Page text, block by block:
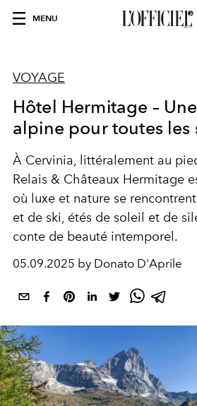
MENU
VOYAGE
Hôtel Hermitage –
alpine pour toutes les
À Cervinia, littéralement au
Relais & Châteaux Hermitage
où luxe et nature se
et de ski, étés de soleil et de
conte de beauté intemporel.
05.09.2025 by Donato D'Aprile